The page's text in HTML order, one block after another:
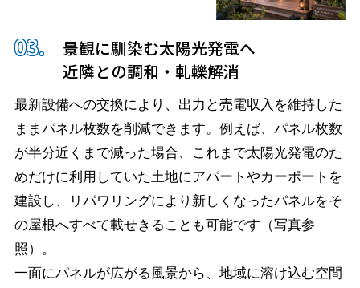
景観に馴染む太陽光発電へ
近隣との調和・軋轢解消
最新設備への交換により、出力と売電収入を維持した
ままパネル枚数を削減できます。例えば、パネル枚数
が半分近くまで減った場合、これまで太陽光発電のた
めだけに利用していた土地にアパートやカーポートを
建設し、リパワリングにより新しくなったパネルをそ
の屋根へすべて載せきることも可能です（写真参
照）。
一面にパネルが広がる風景から、地域に溶け込む空間